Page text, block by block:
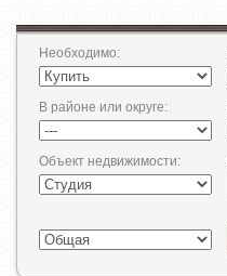
Необходимо:
В районе или округе:
Объект недвижимости: